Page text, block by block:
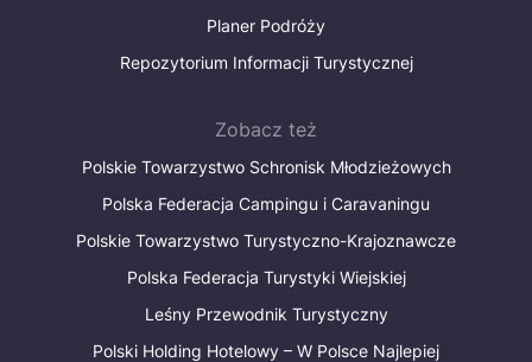
Planer Podróży
Repozytorium Informacji Turystycznej
Zobacz też
Polskie Towarzystwo Schronisk Młodzieżowych
Polska Federacja Campingu i Caravaningu
Polskie Towarzystwo Turystyczno-Krajoznawcze
Polska Federacja Turystyki Wiejskiej
Leśny Przewodnik Turystyczny
Polski Holding Hotelowy – W Polsce Najlepiej